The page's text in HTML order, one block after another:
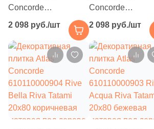
Орнамент-М (
Роскошная мозаика (108)
Тема
90)
3D узор (15)
Абстракция (
Concorde
610110000902 Rive
Antica Riva Tatami
20x80 коричневая
матовая под дерево
2 098 руб./шт
Concorde
610110000901
Dolce Riva Tatami
20x80
матовая под
2 098 руб./шт